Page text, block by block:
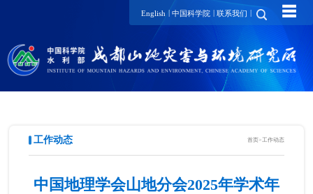
English | 中国科学院 | 联系我们 | ☰
工作动态 首页>工作动态
中国地理学会山地分会2025年学术年